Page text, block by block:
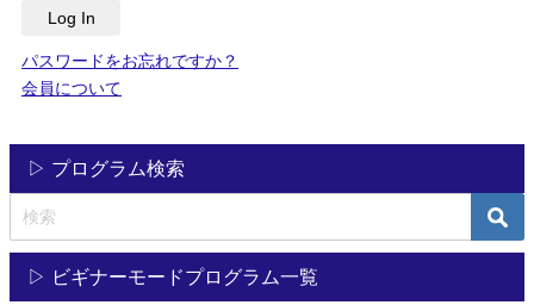
パスワードをお忘れですか？
会員について
▷ プログラム検索
▷ ビギナーモードプログラム一覧